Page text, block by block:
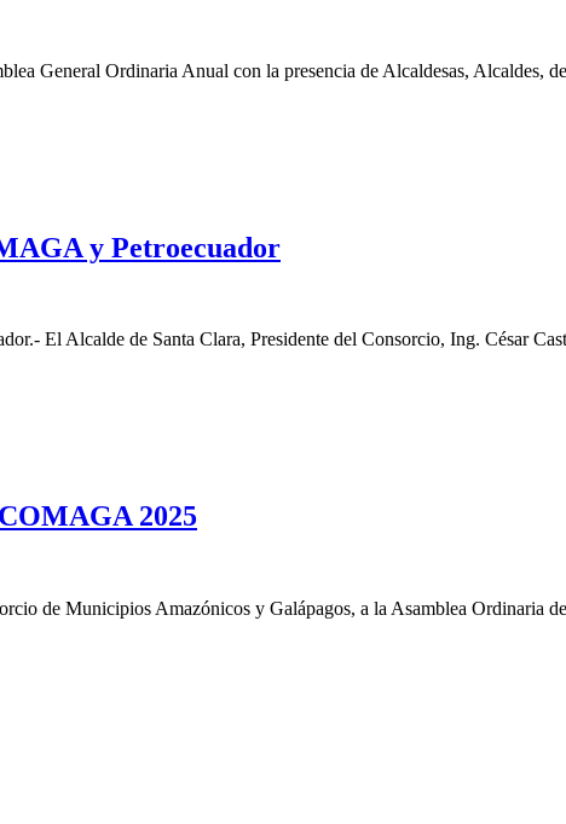
General Ordinaria Anual con la presencia de Alcaldesas, Alcaldes,
y Petroecuador
El Alcalde de Santa Clara, Presidente del Consorcio, Ing. César
2025
de Municipios Amazónicos y Galápagos, a la Asamblea Ordinaria